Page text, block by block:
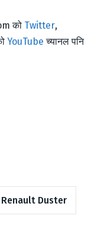
को Twitter,
YouTube च्यानल पनि
Renault Duster